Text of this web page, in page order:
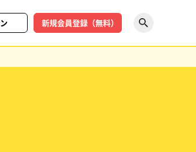
新規会員登録（無料）